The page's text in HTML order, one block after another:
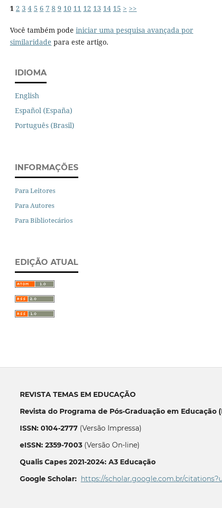
1 2 3 4 5 6 7 8 9 10 11 12 13 14 15 > >>
Você também pode iniciar uma pesquisa avançada por
similaridade para este artigo.
IDIOMA
English
Español (España)
Português (Brasil)
INFORMAÇÕES
Para Leitores
Para Autores
Para Bibliotecários
EDIÇÃO ATUAL
REVISTA TEMAS EM EDUCAÇÃO
Revista do Programa de Pós-Graduação em Educação
ISSN: 0104-2777(Versão Impressa)
eISSN: 2359-7003(Versão On-line)
Qualis Capes 2021-2024: A3 Educação
Google Scholar: https://scholar.google.com.br/